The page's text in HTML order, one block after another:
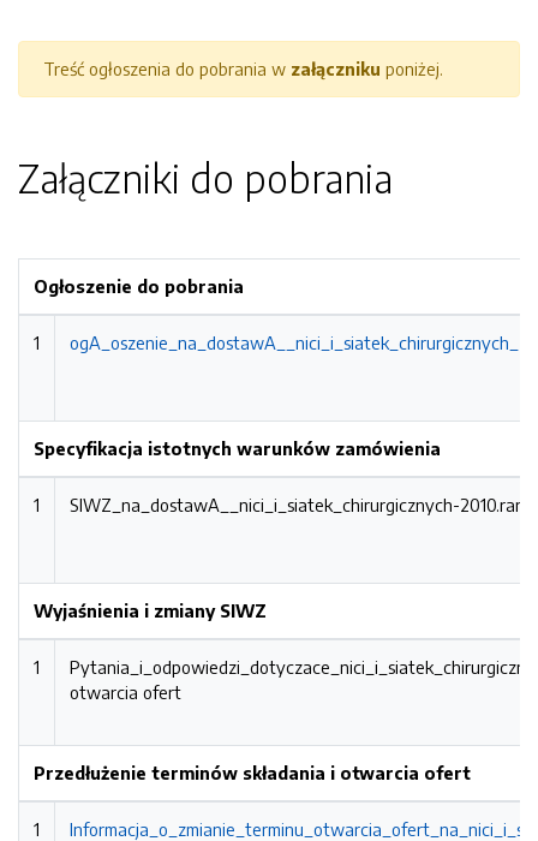
Treść ogłoszenia do pobrania w załączniku poniżej.
Załączniki do pobrania
Ogłoszenie do pobrania
1 ogA_oszenie_na_dostawA__nici_i_siatek_chirurgicznych_-
Specyfikacja istotnych warunków zamówienia
1 SIWZ_na_dostawA__nici_i_siatek_chirurgicznych-2010.rar
Wyjaśnienia i zmiany SIWZ
1
otwarcia ofert
Przedłużenie terminów składania i otwarcia ofert
1